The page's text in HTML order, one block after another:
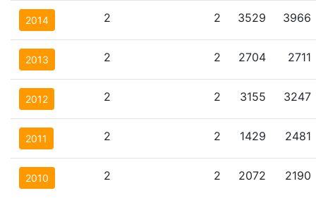
2014 2 2 3529 3966
2013 2 2 2704 2711
2012 2 2 3155 3247
2011 2 2 1429 2481
2010 2 2 2072 2190